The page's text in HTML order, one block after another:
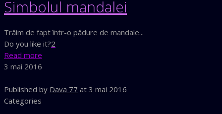
Simbolul mandalei
Trăim de fapt într-o pădure de mandale...
Do you like it?2
Read more
3 mai 2016
Published by Dava 77 at 3 mai 2016
Categories